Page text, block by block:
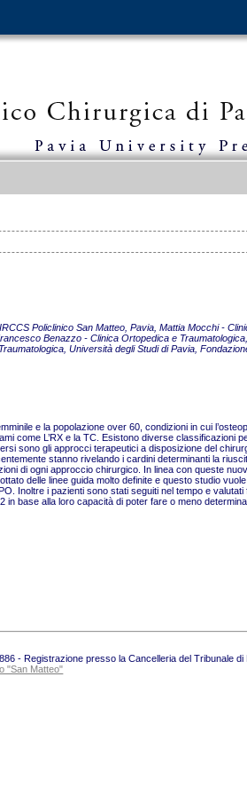
Policlinico San Matteo, Pavia, Mattia Mocchi -
Benazzo - Clinica Ortopedica e
Università degli Studi di Pavia,
e la popolazione over 60, condizioni in cui
come L’RX e la TC. Esistono diverse classificazioni
sono gli approcci terapeutici a disposizione del
stanno rivelando i cardini determinanti la
di ogni approccio chirurgico. In linea con queste
delle linee guida molto definite e questo studio
Inoltre i pazienti sono stati seguiti nel tempo e valutati
base alla loro capacità di poter fare o meno
- Registrazione presso la Cancelleria del Tribunale di
"San Matteo"